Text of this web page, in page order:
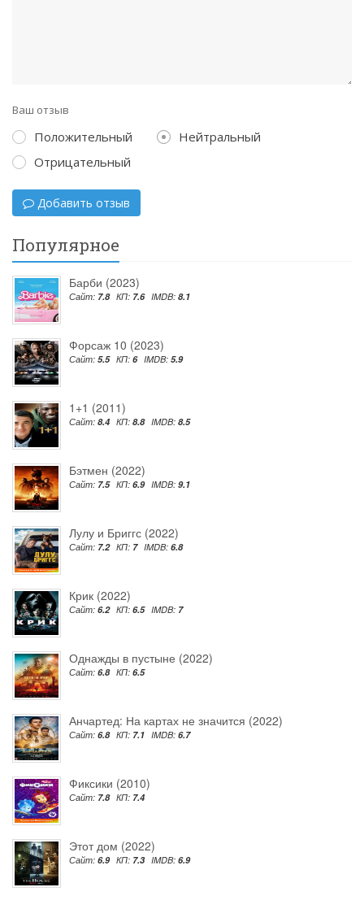
Ваш отзыв
Положительный
Нейтральный
Отрицательный
Добавить отзыв
Популярное
Барби (2023)
Сайт: 7.8 КП: 7.6 IMDB: 8.1
Форсаж 10 (2023)
Сайт: 5.5 КП: 6 IMDB: 5.9
1+1 (2011)
Сайт: 8.4 КП: 8.8 IMDB: 8.5
Бэтмен (2022)
Сайт: 7.5 КП: 6.9 IMDB: 9.1
Лулу и Бриггс (2022)
Сайт: 7.2 КП: 7 IMDB: 6.8
Крик (2022)
Сайт: 6.2 КП: 6.5 IMDB: 7
Однажды в пустыне (2022)
Сайт: 6.8 КП: 6.5
Анчартед: На картах не значится (2022)
Сайт: 6.8 КП: 7.1 IMDB: 6.7
Фиксики (2010)
Сайт: 7.8 КП: 7.4
Этот дом (2022)
Сайт: 6.9 КП: 7.3 IMDB: 6.9